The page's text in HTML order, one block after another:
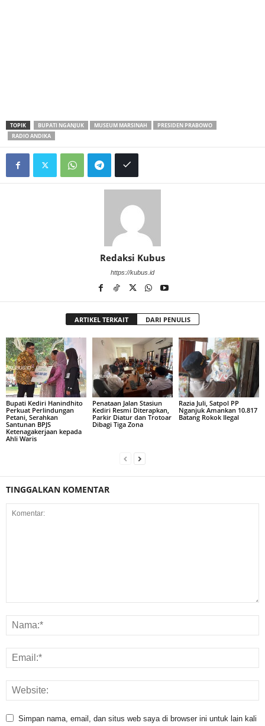
TOPIK BUPATI NGANJUK MUSEUM MARSINAH
PRESIDEN PRABOWO
RADIO ANDIKA
Redaksi Kubus
https://kubus.id
ARTIKEL TERKAIT DARI PENULIS
Bupati Kediri Hanindhito
Perkuat Perlindungan
Petani, Serahkan
Santunan BPJS
Ketenagakerjaan kepada
Ahli Waris
Penataan Jalan Stasiun
Kediri Resmi Diterapkan,
Parkir Diatur dan Trotoar
Dibagi Tiga Zona
Razia Juli, Satpol PP
Nganjuk Amankan 10.817
Batang Rokok Ilegal
TINGGALKAN KOMENTAR
Simpan nama, email, dan situs web saya di browser ini untuk lain kali